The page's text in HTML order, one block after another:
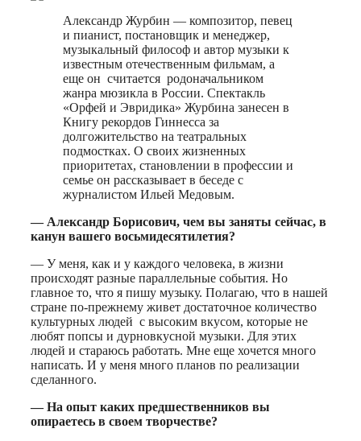
Александр Журбин — композитор, певец
и пианист, постановщик и менеджер,
музыкальный философ и автор музыки к
известным отечественным фильмам, а
еще он считается родоначальником
жанра мюзикла в России. Спектакль
«Орфей и Эвридика» Журбина занесен в
Книгу рекордов Гиннесса за
долгожительство на театральных
подмостках. О своих жизненных
приоритетах, становлении в профессии и
семье он рассказывает в беседе с
журналистом Ильей Медовым.
— Александр Борисович, чем вы заняты сейчас, в
канун вашего восьмидесятилетия?
— У меня, как и у каждого человека, в жизни
происходят разные параллельные события. Но
главное то, что я пишу музыку. Полагаю, что в нашей
стране по-прежнему живет достаточное количество
культурных людей с высоким вкусом, которые не
любят попсы и дурновкусной музыки. Для этих
людей и стараюсь работать. Мне еще хочется много
написать. И у меня много планов по реализации
сделанного.
— На опыт каких предшественников вы
опираетесь в своем творчестве?